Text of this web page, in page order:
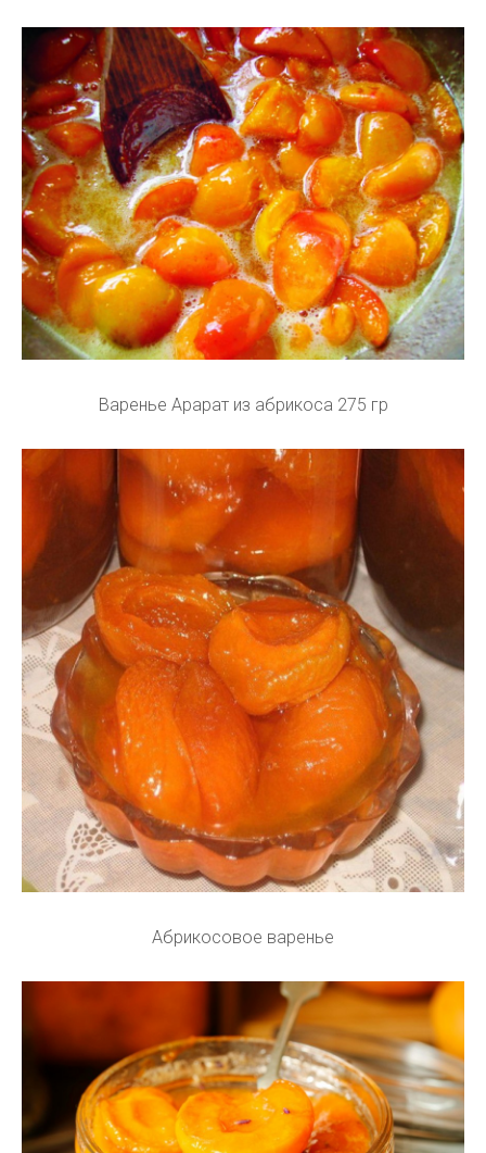
Варенье Арарат из абрикоса 275 гр
Абрикосовое варенье